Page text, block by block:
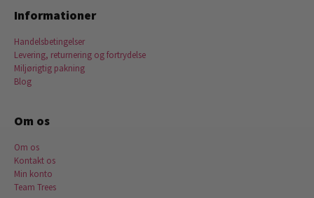
Informationer
Handelsbetingelser
Levering, returnering og fortrydelse
Miljørigtig pakning
Blog
Om os
Om os
Kontakt os
Min konto
Team Trees